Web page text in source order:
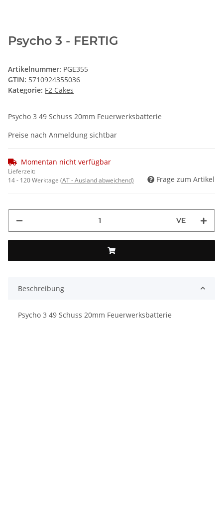
Psycho 3 - FERTIG
Artikelnummer: PGE355
GTIN: 5710924355036
Kategorie: F2 Cakes
Psycho 3 49 Schuss 20mm Feuerwerksbatterie
Preise nach Anmeldung sichtbar
Momentan nicht verfügbar
Lieferzeit:
14 - 120 Werktage (AT - Ausland abweichend) Frage zum Artikel
VE
Beschreibung
Psycho 3 49 Schuss 20mm Feuerwerksbatterie